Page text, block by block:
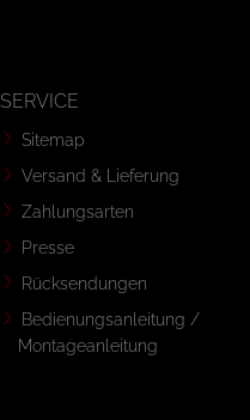
SERVICE
Sitemap
Versand & Lieferung
Zahlungsarten
Presse
Rücksendungen
Bedienungsanleitung /
Montageanleitung